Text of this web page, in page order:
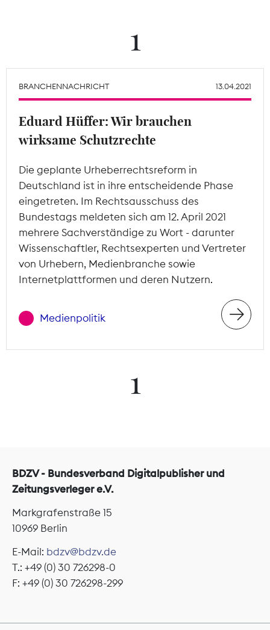
Mitgliederbereich
1
BRANCHENNACHRICHT 13.04.2021
Eduard Hüffer: Wir brauchen
wirksame Schutzrechte
Die geplante Urheberrechtsreform in
Deutschland ist in ihre entscheidende Phase
eingetreten. Im Rechtsausschuss des
Bundestags meldeten sich am 12. April 2021
mehrere Sachverständige zu Wort - darunter
Wissenschaftler, Rechtsexperten und Vertreter
von Urhebern, Medienbranche sowie
Internetplattformen und deren Nutzern.
Medienpolitik
1
BDZV - Bundesverband Digitalpublisher und
Zeitungsverleger e.V.
Markgrafenstraße 15
10969 Berlin
E-Mail: bdzv@bdzv.de
T.: +49 (0) 30 726298-0
F: +49 (0) 30 726298-299